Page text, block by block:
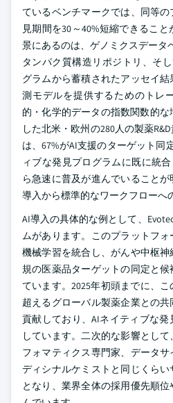
ているベンチマークでは、同等
見期間を30～40%短縮できるこ
景にあるのは、ゲノミクスデータ
タンパク質構造リポジトリ、そ
グラムから蓄積されたアッセイ
測モデルを提供するためのトレ
的・化学的データの指数関数的な
した北米・欧州の280人の製薬
は、67%がAI支援のターゲット同
ィブな発見プログラムに既に統
ら急速に普及が進んでいること
導入から標準的なワークフローへ
AI導入の具体的な例として、
ムがあります。このプラットフ
機械学習を統合し、がんや中枢
規の医薬品ターゲットの同定と
ています。2025年初頭までに、
超えるグローバル製薬企業との
貢献しており、AIネイティブな
しています。二次的な影響とし
フォマティクス専門家、データ
ディシナルケミストと同じくら
となり、業界全体の採用優先順